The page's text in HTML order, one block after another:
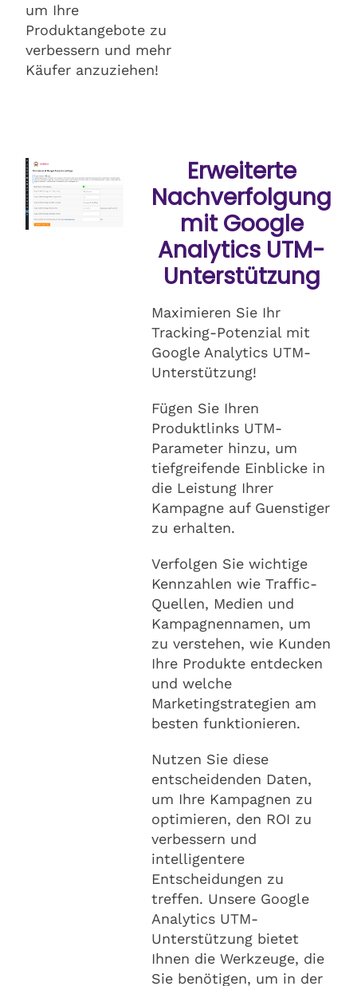
um Ihre
Produktangebote zu
verbessern und mehr
Käufer anzuziehen!
Erweiterte
Nachverfolgung
mit Google
Analytics UTM-
Unterstützung
Maximieren Sie Ihr
Tracking-Potenzial mit
Google Analytics UTM-
Unterstützung!
Fügen Sie Ihren
Produktlinks UTM-
Parameter hinzu, um
tiefgreifende Einblicke in
die Leistung Ihrer
Kampagne auf Guenstiger
zu erhalten.
Verfolgen Sie wichtige
Kennzahlen wie Traffic-
Quellen, Medien und
Kampagnennamen, um
zu verstehen, wie Kunden
Ihre Produkte entdecken
und welche
Marketingstrategien am
besten funktionieren.
Nutzen Sie diese
entscheidenden Daten,
um Ihre Kampagnen zu
optimieren, den ROI zu
verbessern und
intelligentere
Entscheidungen zu
treffen. Unsere Google
Analytics UTM-
Unterstützung bietet
Ihnen die Werkzeuge, die
Sie benötigen, um in der